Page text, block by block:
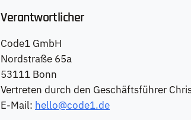
Verantwortlicher
Code1 GmbH
Nordstraße 65a
53111 Bonn
Vertreten durch den Geschäftsführer
E-Mail: hello@code1.de